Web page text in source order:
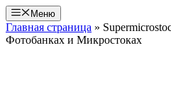
Перейти
к
содержимому
Меню
Главная страница »
Фотобанках и Микростоках